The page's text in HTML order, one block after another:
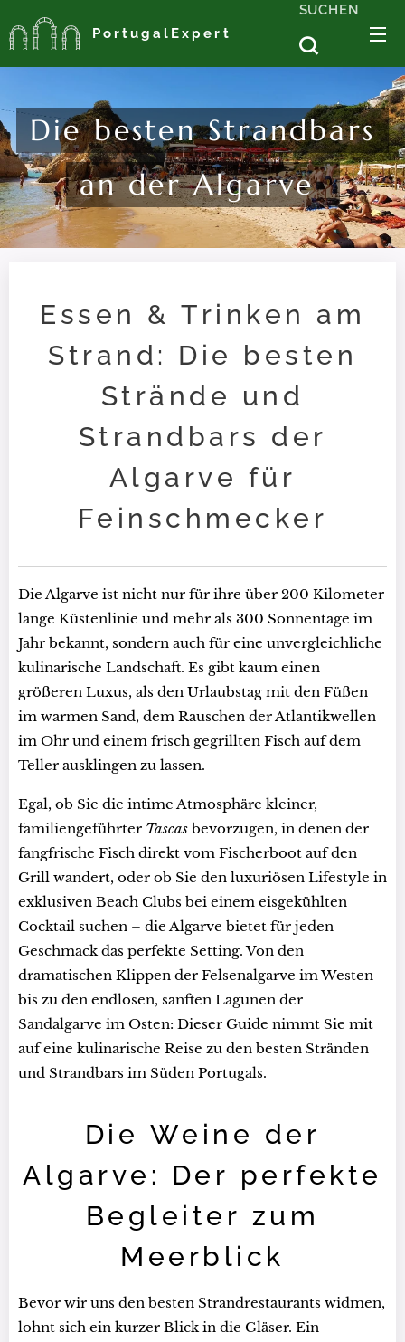
PortugalExpert
SUCHEN
Die besten Strandbars
an der Algarve
Essen & Trinken am
Strand: Die besten
Strände und
Strandbars der
Algarve für
Feinschmecker
Die Algarve ist nicht nur für ihre über 200 Kilometer
lange Küstenlinie und mehr als 300 Sonnentage im
Jahr bekannt, sondern auch für eine unvergleichliche
kulinarische Landschaft. Es gibt kaum einen
größeren Luxus, als den Urlaubstag mit den Füßen
im warmen Sand, dem Rauschen der Atlantikwellen
im Ohr und einem frisch gegrillten Fisch auf dem
Teller ausklingen zu lassen.
Egal, ob Sie die intime Atmosphäre kleiner,
familiengeführter Tascas bevorzugen, in denen der
fangfrische Fisch direkt vom Fischerboot auf den
Grill wandert, oder ob Sie den luxuriösen Lifestyle in
exklusiven Beach Clubs bei einem eisgekühlten
Cocktail suchen – die Algarve bietet für jeden
Geschmack das perfekte Setting. Von den
dramatischen Klippen der Felsenalgarve im Westen
bis zu den endlosen, sanften Lagunen der
Sandalgarve im Osten: Dieser Guide nimmt Sie mit
auf eine kulinarische Reise zu den besten Stränden
und Strandbars im Süden Portugals.
Die Weine der
Algarve: Der perfekte
Begleiter zum
Meerblick
Bevor wir uns den besten Strandrestaurants widmen,
lohnt sich ein kurzer Blick in die Gläser. Ein